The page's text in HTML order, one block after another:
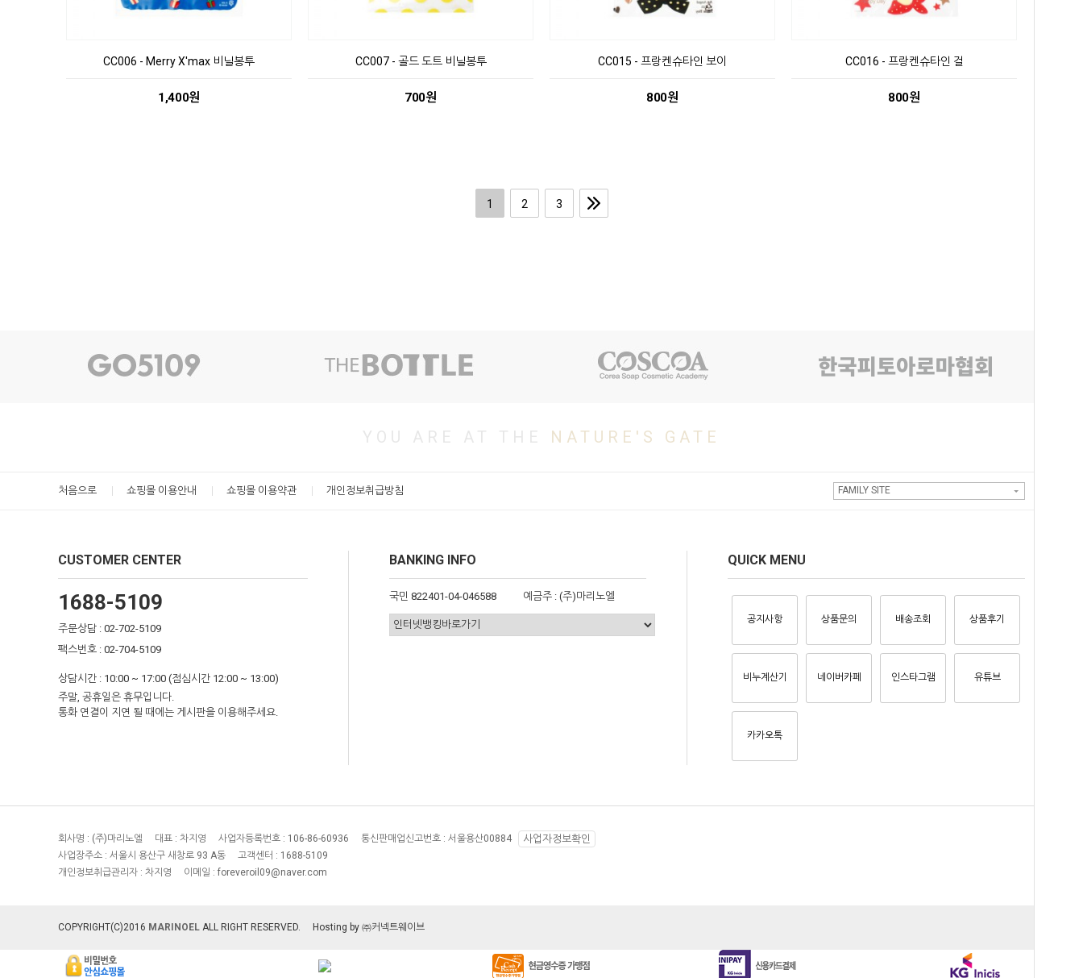
CC006 - Merry X'max 비닐봉투
1,400원
CC007 - 골드 도트 비닐봉투
700원
CC015 - 프랑켄슈타인 보이
800원
CC016 - 프랑켄슈타인 걸
800원
1 2 3
YOU ARE AT THE NATURE'S GATE
처음으로 쇼핑몰 이용안내 쇼핑몰 이용약관 개인정보취급방침 FAMILY SITE
CUSTOMER CENTER
1688-5109
주문상담 : 02-702-5109
팩스번호 : 02-704-5109
상담시간 : 10:00 ~ 17:00 (점심시간 12:00 ~ 13:00)
주말, 공휴일은 휴무입니다.
통화 연결이 지연 될 때에는 게시판을 이용해주세요.
BANKING INFO
국민 822401-04-046588 예금주 : (주)마리노엘
QUICK MENU
공지사항 상품문의 배송조회 상품후기
비누계산기 네이버카페 인스타그램 유튜브
카카오톡
회사명 : (주)마리노엘 대표 : 차지영 사업자등록번호 : 106-86-60936 통신판매업신고번호 : 서울용산00884 사업자정보확인
사업장주소 : 서울시 용산구 새창로 93 A동 고객센터 : 1688-5109
개인정보취급관리자 : 차지영 이메일 : foreveroil09@naver.com
COPYRIGHT(C)2016 MARINOEL ALL RIGHT RESERVED. Hosting by ㈜커넥트웨이브